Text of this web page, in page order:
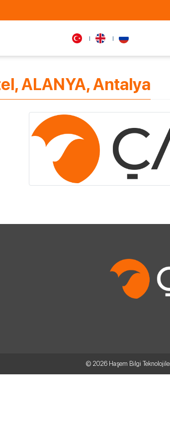
ALANYA, Antalya
© 2026 Haşem Bilgi